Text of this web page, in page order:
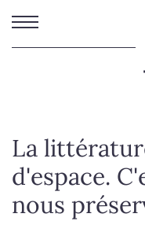
Aller
au
contenu
La
d'espace.
nous